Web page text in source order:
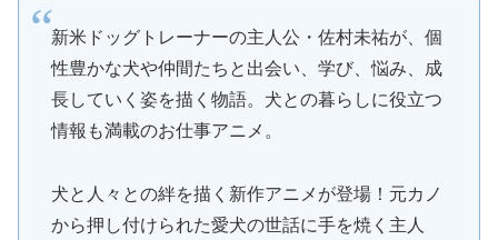
新米ドッグトレーナーの主人公・佐村未祐が、個
性豊かな犬や仲間たちと出会い、学び、悩み、成
長していく姿を描く物語。犬との暮らしに役立つ
情報も満載のお仕事アニメ。
犬と人々との絆を描く新作アニメが登場！元カノ
から押し付けられた愛犬の世話に手を焼く主人